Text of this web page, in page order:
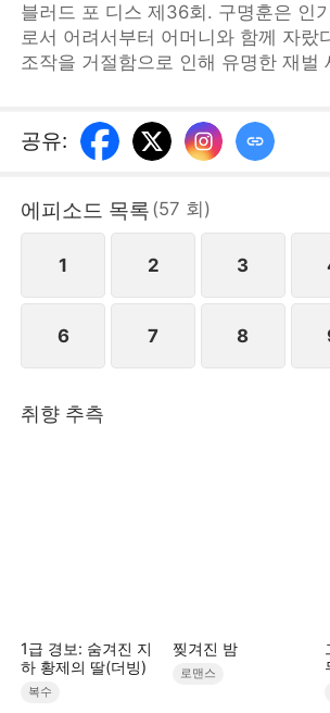
블러드 포 디스 제36회. 구명훈은 인
로서 어려서부터 어머니와 함께 자랐
조작을 거절함으로 인해 유명한 재벌
PTE.LTD
공유:
에피소드 목록 (57 회 )
1 2 3
6 7 8
취향 추측
1급 경보: 숨겨진 지
하 황제의 딸(더빙)
복수
찢겨진 밤
로맨스